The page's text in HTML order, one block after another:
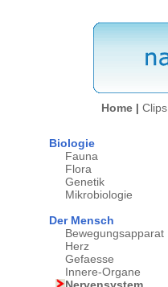
Home | Clips
Biologie
Fauna
Flora
Genetik
Mikrobiologie
Der Mensch
Bewegungsapparat
Herz
Gefaesse
Innere-Organe